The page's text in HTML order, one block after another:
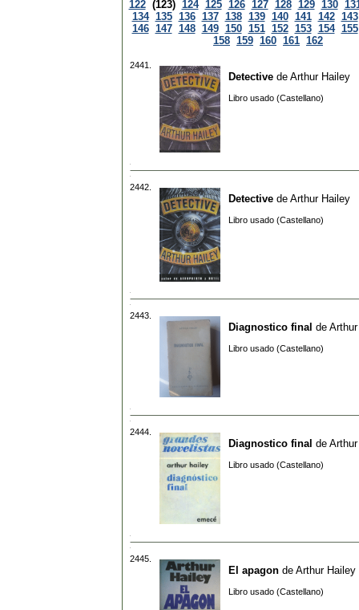
122 (123) 124 125 126 127 128 129 130
134 135 136 137 138 139 140 141 142 143
146 147 148 149 150 151 152 153 154 155
158 159 160 161 162
2441.
Detective de Arthur Hailey
Libro usado (Castellano)
2442.
Detective de Arthur Hailey
Libro usado (Castellano)
2443.
Diagnostico final de
Libro usado (Castellano)
2444.
Diagnostico final de
Libro usado (Castellano)
2445.
El apagon de Arthur Hailey
Libro usado (Castellano)